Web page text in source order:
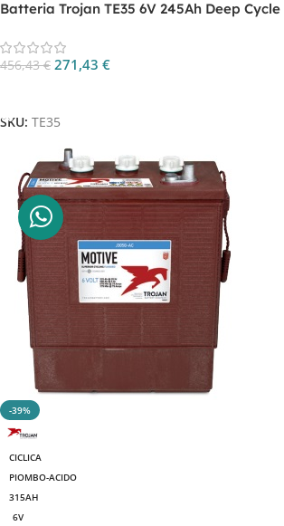
Batteria Trojan TE35 6V 245Ah Deep Cycle
456,43€ 271,43 €
SKU: TE35
-39%
CICLICA
PIOMBO-ACIDO
315AH
6V